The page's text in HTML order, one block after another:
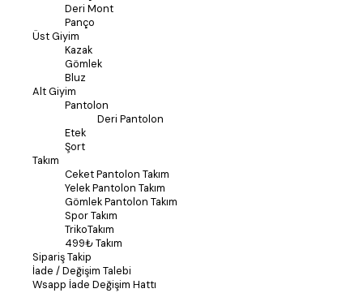
Deri Mont
Panço
Üst Giyim
Kazak
Gömlek
Bluz
Alt Giyim
Pantolon
Deri Pantolon
Etek
Şort
Takım
Ceket Pantolon Takım
Yelek Pantolon Takım
Gömlek Pantolon Takım
Spor Takım
TrikoTakım
499₺ Takım
Sipariş Takip
İade / Değişim Talebi
Wsapp İade Değişim Hattı